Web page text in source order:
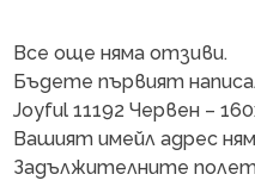
Все още няма отзиви.
Бъдете първият
Joyful 11192 Червен –
Вашият имейл адрес
Задължителните